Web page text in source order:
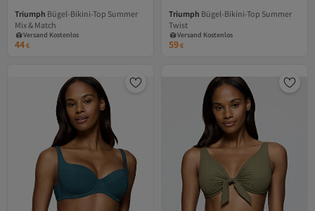
Triumph Bügel-Bikini-Top Summer
Mix & Match
Versand Kostenlos
Gratis Versand
Versand Kostenlos
44€
Triumph Bügel-Bikini-Top Summer
Twist
Versand Kostenlos
Gratis Versand
Versand Kostenlos
59€